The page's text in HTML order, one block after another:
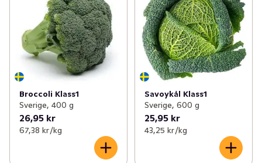
Broccoli Klass1
Sverige, 400 g
26,95 kr
67,38 kr /kg
Savoykål Klass1
Sverige, 600 g
25,95 kr
43,25 kr /kg